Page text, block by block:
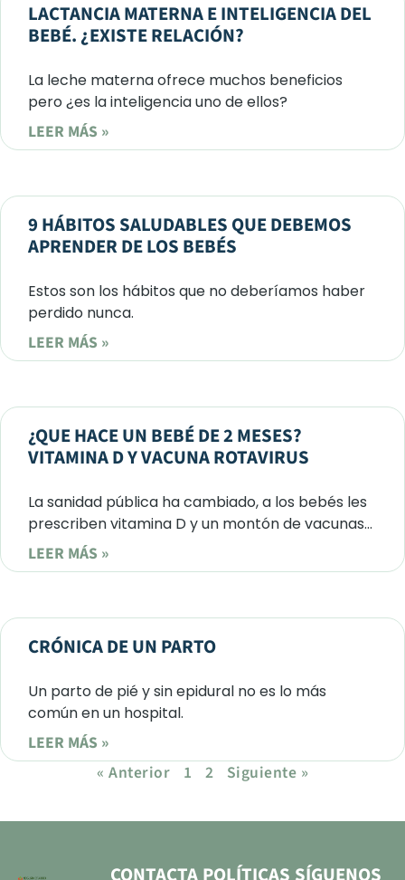
LACTANCIA MATERNA E INTELIGENCIA DEL
BEBÉ. ¿EXISTE RELACIÓN?
La leche materna ofrece muchos beneficios
pero ¿es la inteligencia uno de ellos?
LEER MÁS »
9 HÁBITOS SALUDABLES QUE DEBEMOS
APRENDER DE LOS BEBÉS
Estos son los hábitos que no deberíamos haber
perdido nunca.
LEER MÁS »
¿QUE HACE UN BEBÉ DE 2 MESES?
VITAMINA D Y VACUNA ROTAVIRUS
La sanidad pública ha cambiado, a los bebés les
prescriben vitamina D y un montón de vacunas…
LEER MÁS »
CRÓNICA DE UN PARTO
Un parto de pié y sin epidural no es lo más
común en un hospital.
LEER MÁS »
« Anterior
1 2 Siguiente »